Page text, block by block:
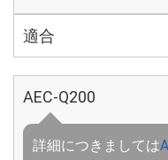
適合
AEC-Q200
詳細につきましては